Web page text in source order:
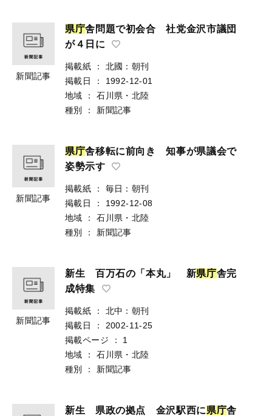
新聞記事
県庁舎問題で初会合 社党金沢市議団
が４日に
掲載紙 ：
北國：朝刊
掲載日
：
1992-12-01
地域
：
石川県・北陸
種別
： 新聞記事
新聞記事
県庁舎移転に前向き 知事が県議会で
姿勢示す
掲載紙 ：
毎日：朝刊
掲載日
：
1992-12-08
地域
：
石川県・北陸
種別
： 新聞記事
新聞記事
新生 百万石の「本丸」 新県庁舎完
成特集
掲載紙 ：
北中：朝刊
掲載日
：
2002-11-25
掲載ページ
：
1
地域
：
石川県・北陸
種別
： 新聞記事
新生 県政の拠点 金沢駅西に県庁舎